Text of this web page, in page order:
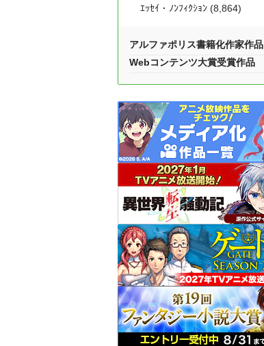
ｴｯｾｲ・ﾉﾝﾌｨｸｼｮﾝ (8,864)
アルファポリス書籍化作家作品
Webコンテンツ大賞受賞作品